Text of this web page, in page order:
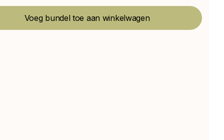
Voeg bundel toe aan winkelwagen